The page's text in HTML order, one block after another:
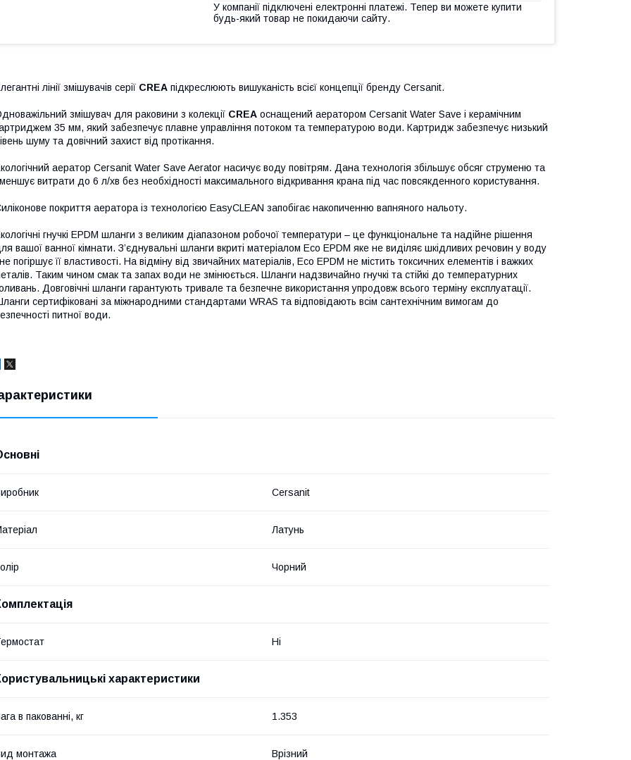
У компанії підключені електронні платежі. Тепер ви можете купити
будь-який товар не покидаючи сайту.
лінії змішувачів серії CREA підкреслюють вишуканість всієї концепції бренду Cersanit.
змішувач для раковини з колекції CREA оснащений аератором Cersanit Water Save і керамічним
35 мм, який забезпечує плавне управління потоком та температурою води. Картридж забезпечує низький
шуму та довічний захист від протікання.
аератор Cersanit Water Save Aerator насичує воду повітрям. Дана технологія збільшує обсяг струменю та
витрати до 6 л/хв без необхідності максимального відкривання крана під час повсякденного користування.
покриття аератора із технологією EasyCLEAN запобігає накопиченню вапняного нальоту.
гнучкі EPDM шланги з великим діапазоном робочої температури – це функціональне та надійне рішення
вашої ванної кімнати. З’єднувальні шланги вкриті матеріалом Eco EPDM яке не виділяє шкідливих речовин у воду
не погіршує її властивості. На відміну від звичайних матеріалів, Eco EPDM не містить токсичних елементів і важких
Таким чином смак та запах води не змінюється. Шланги надзвичайно гнучкі та стійкі до температурних
Довговічні шланги гарантують тривале та безпечне використання упродовж всього терміну експлуатації.
сертифіковані за міжнародними стандартами WRAS та відповідають всім сантехнічним вимогам до
питної води.
Cersanit
Латунь
Чорний
Ні
характеристики
в пакованні, кг 1.353
монтажа Врізний